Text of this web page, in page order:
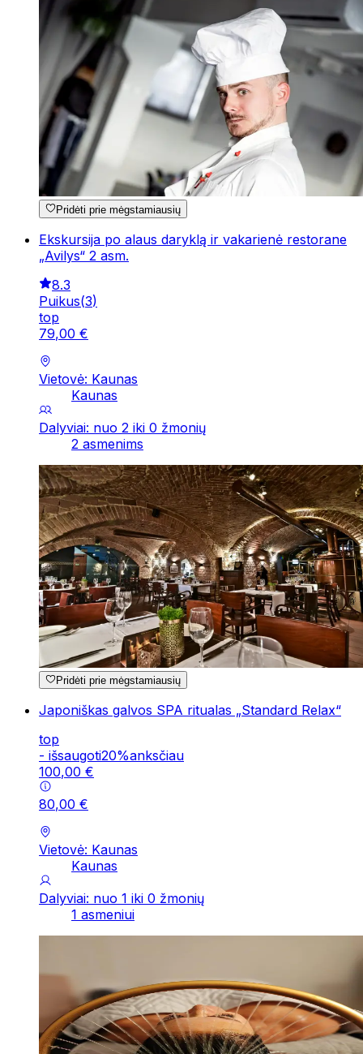
Pridėti prie mėgstamiausių
Ekskursija po alaus daryklą ir vakarienė restorane
„Avilys“ 2 asm.
8.3
Puikus(3)
top
79,00 €
Vietovė: Kaunas
Kaunas
Dalyviai: nuo 2 iki 0 žmonių
2 asmenims
Pridėti prie mėgstamiausių
Japoniškas galvos SPA ritualas „Standard Relax“
top
- išsaugoti20%anksčiau
100,00 €
80,00 €
Vietovė: Kaunas
Kaunas
Dalyviai: nuo 1 iki 0 žmonių
1 asmeniui